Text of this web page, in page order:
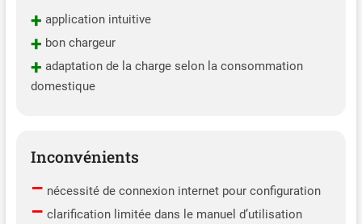
+ application intuitive
+ bon chargeur
+ adaptation de la charge selon la consommation
domestique
Inconvénients
– nécessité de connexion internet pour configuration
– clarification limitée dans le manuel d’utilisation